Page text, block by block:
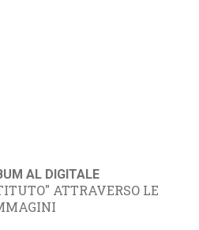
AL DIGITALE
ATTRAVERSO LE